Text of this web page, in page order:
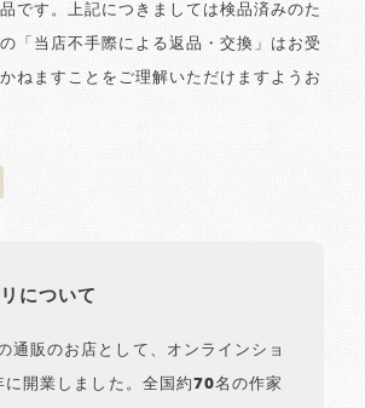
です。上記につきましては検品済みのた
「当店不手際による返品・交換」はお受
ねますことをご理解いただけますようお
について
通販のお店として、オンラインショ
開業しました。全国約70名の作家